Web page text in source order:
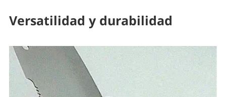
Versatilidad y durabilidad